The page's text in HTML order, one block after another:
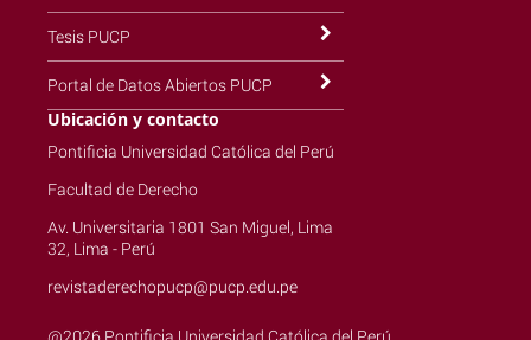
Tesis PUCP
Portal de Datos Abiertos PUCP
Ubicación y contacto
Pontificia Universidad Católica del Perú
Facultad de Derecho
Av. Universitaria 1801 San Miguel, Lima
32, Lima - Perú
revistaderechopucp@pucp.edu.pe